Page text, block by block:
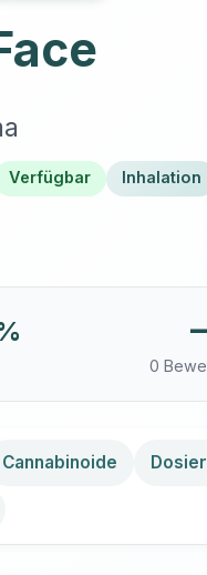
Verfügbar Inhalation
0
Cannabinoide